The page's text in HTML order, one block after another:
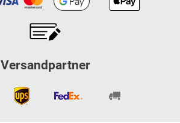
Versandpartner